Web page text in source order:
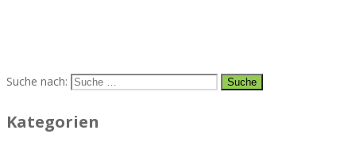
Suche nach:
Kategorien